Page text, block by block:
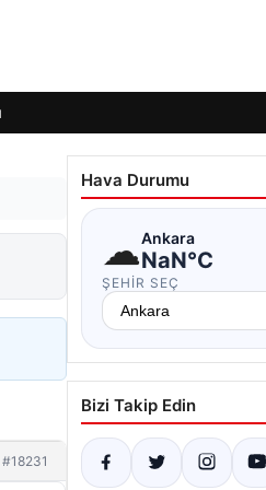
#18231
Hava Durumu
☁Ankara
NaN°C
ŞEHIR SEÇ
Bizi Takip Edin